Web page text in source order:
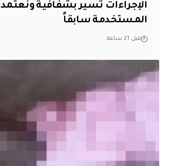
الإجراءات تسير بشفافية ونعتمد
المستخدمة سابقاً
قبل 21 ساعة